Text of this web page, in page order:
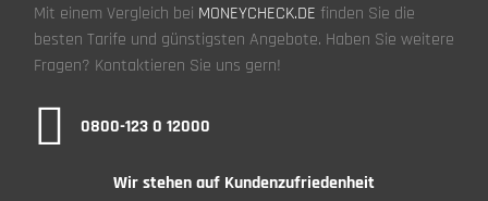
Mit einem Vergleich bei MONEYCHECK.DE finden Sie die
besten Tarife und günstigsten Angebote. Haben Sie weitere
Fragen? Kontaktieren Sie uns gern!
0800-123 0 12000
Wir stehen auf Kundenzufriedenheit